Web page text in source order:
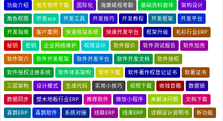
功能介绍 官方软件下载 国际化 海康威视考勤 基础资料窗体 架构设计
角色权限 开发sce 开发工具 开发技巧 开发教程 开发框架 开发平台
开发指南 客户案例 快速搭站系统 快速开发平台 框架升级 毛衫行业ERP
秘钥 密钥 企业网络维护 权限设计 软件报价 软件测试报告 软件加壳
软件简介 软件开发框架 软件开发平台 软件开发文档 软件授权
软件授权注册系统 软件体系架构 软件下载 软件著作权登记证书 软著证书
三层架构 设计模式 生成代码 实用小技巧 视频下载 收钱音箱 数据锁
数据同步 塑木地板行业ERP 推荐软件 微信小程序 未解决问题 文档下载
喜鹊ERP 喜鹊软件 系统对接 线联ERP 线束ERP 详细设计说明书 新功能